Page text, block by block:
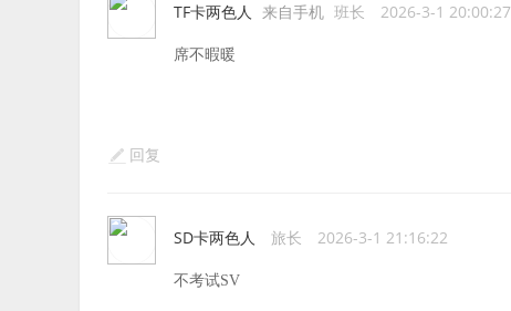
TF卡两色人 来自手机 班长 2026-3-1 20:00:27
席不暇暖
回复
SD卡两色人 旅长 2026-3-1 21:16:22
不考试SV